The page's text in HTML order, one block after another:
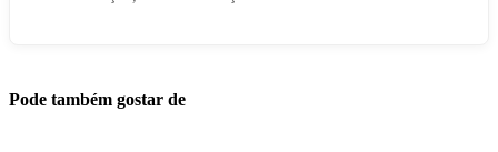
Pode também gostar de